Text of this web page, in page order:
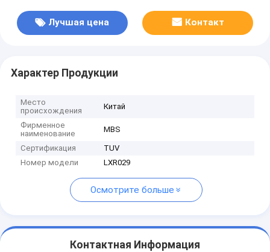
лезвии пилыЛучшая цена Контакт
Характер Продукции
Место
происхождения
Китай
Фирменное
наименование
MBS
Сертификация
TUV
Номер модели
LXR029
Осмотрите больше
Контактная Информация